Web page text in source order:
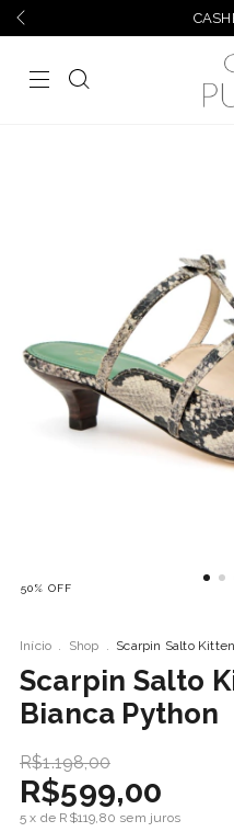
50% OFF
Início Shop Scarpin Salto
Scarpin Salto
Bianca Python
R$1.198,00
R$599,00
5 x de R$119,80 sem juros